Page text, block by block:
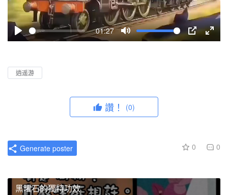
P
a
01:27
M
P
E
l
c
l
a
y
逍遥游
讚！ (0)
0 0
Generate poster
黑曜石的獨特功效